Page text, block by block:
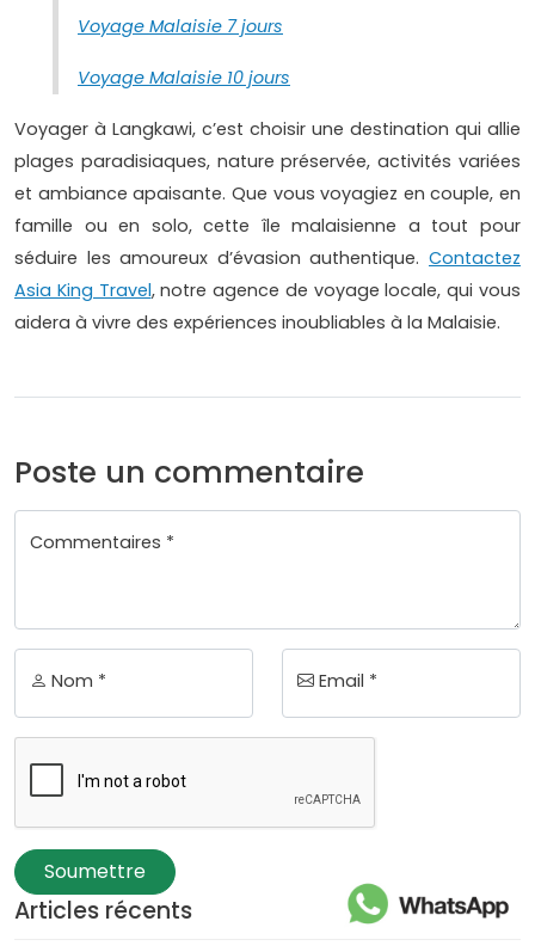
Voyage Malaisie 7 jours
Voyage Malaisie 10 jours
Voyager à Langkawi, c’est choisir une destination qui allie
plages paradisiaques, nature préservée, activités variées
et ambiance apaisante. Que vous voyagiez en couple, en
famille ou en solo, cette île malaisienne a tout pour
séduire les amoureux d’évasion authentique. Contactez
Asia King Travel, notre agence de voyage locale, qui vous
aidera à vivre des expériences inoubliables à la Malaisie.
Poste un commentaire
Commentaires *
Nom * Email *
Soumettre
Articles récents